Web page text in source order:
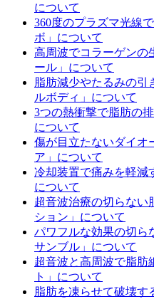
について
360度のプラズマ光線
ボ」について
高周波でコラーゲンの
ール」について
脂肪減少やたるみの引
ルボディ」について
3つの熱衝撃で脂肪の
について
傷が目立たないダイオ
ア」について
冷却装置で痛みを軽減
について
超音波治療の切らない
ション」について
パワフルな効果の切ら
サンブル」について
超音波と高周波で脂肪
ト」について
脂肪を凍らせて破壊す